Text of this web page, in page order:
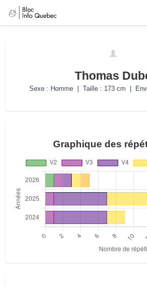
Thomas
Sexe : Homme | Taille : 173 cm |
Graphique des